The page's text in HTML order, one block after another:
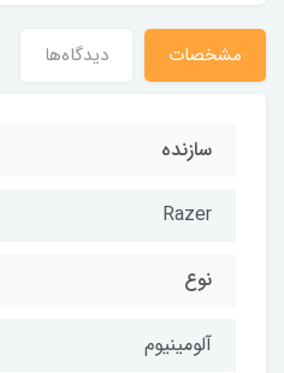
مشخصات دیدگاه‌ها
سازنده
Razer
نوع
آلومینیوم